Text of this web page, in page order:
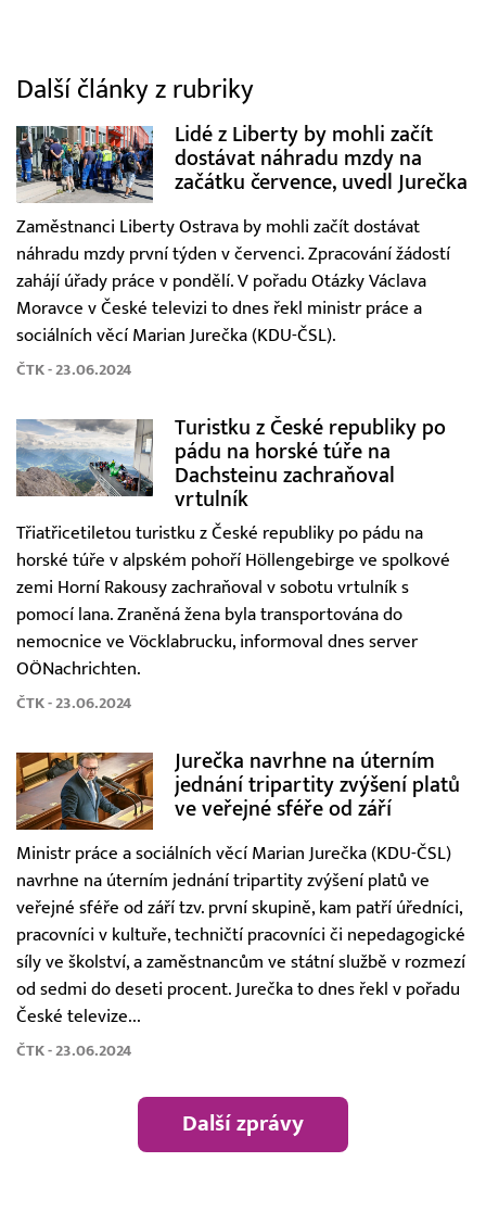
Další články z rubriky
Lidé z Liberty by mohli začít
dostávat náhradu mzdy na
začátku července, uvedl Jurečka
Zaměstnanci Liberty Ostrava by mohli začít dostávat
náhradu mzdy první týden v červenci. Zpracování žádostí
zahájí úřady práce v pondělí. V pořadu Otázky Václava
Moravce v České televizi to dnes řekl ministr práce a
sociálních věcí Marian Jurečka (KDU-ČSL).
ČTK - 23.06.2024
Turistku z České republiky po
pádu na horské túře na
Dachsteinu zachraňoval
vrtulník
Třiatřicetiletou turistku z České republiky po pádu na
horské túře v alpském pohoří Höllengebirge ve spolkové
zemi Horní Rakousy zachraňoval v sobotu vrtulník s
pomocí lana. Zraněná žena byla transportována do
nemocnice ve Vöcklabrucku, informoval dnes server
OÖNachrichten.
ČTK - 23.06.2024
Jurečka navrhne na úterním
jednání tripartity zvýšení platů
ve veřejné sféře od září
Ministr práce a sociálních věcí Marian Jurečka (KDU-ČSL)
navrhne na úterním jednání tripartity zvýšení platů ve
veřejné sféře od září tzv. první skupině, kam patří úředníci,
pracovníci v kultuře, techničtí pracovníci či nepedagogické
síly ve školství, a zaměstnancům ve státní službě v rozmezí
od sedmi do deseti procent. Jurečka to dnes řekl v pořadu
České televize...
ČTK - 23.06.2024
Další zprávy